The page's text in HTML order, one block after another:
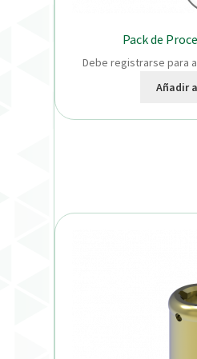
Pack de
Debe registrarse para
Añadir